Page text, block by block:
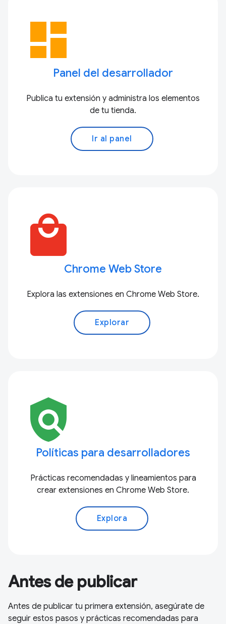
dashboard
Panel del desarrollador
Publica tu extensión y administra los elementos
de tu tienda.
Ir al panel
local_mall
Chrome Web Store
Explora las extensiones en Chrome Web Store.
Explorar
policy
Políticas para desarrolladores
Prácticas recomendadas y lineamientos para
crear extensiones en Chrome Web Store.
Explora
Antes de publicar
Antes de publicar tu primera extensión, asegúrate de
seguir estos pasos y prácticas recomendadas para